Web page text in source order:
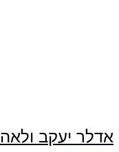
אדלר יעקב ולאה